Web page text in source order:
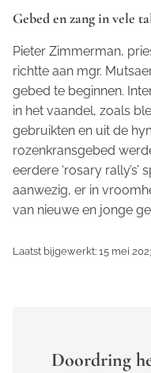
Gebed en zang in vele
Pieter Zimmerman,
richtte aan mgr.
gebed te beginnen.
in het vaandel, zoals
gebruikten en uit de
rozenkransgebed
eerdere ‘rosary
aanwezig, er in
van nieuwe en jonge
Laatst bijgewerkt: 15 mei
Doordring